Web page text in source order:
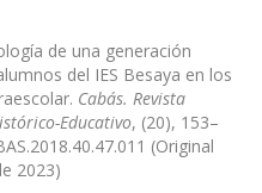
de una generación
del IES Besaya en los
Cabás. Revista
Educativo, (20), 153–
(Original
2023)